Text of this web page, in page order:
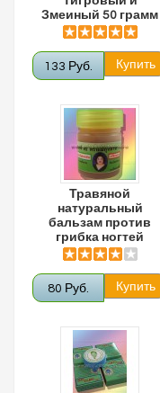
Змеиный 50 грамм
133 Руб.
Травяной
натуральный
бальзам против
грибка ногтей
80 Руб.